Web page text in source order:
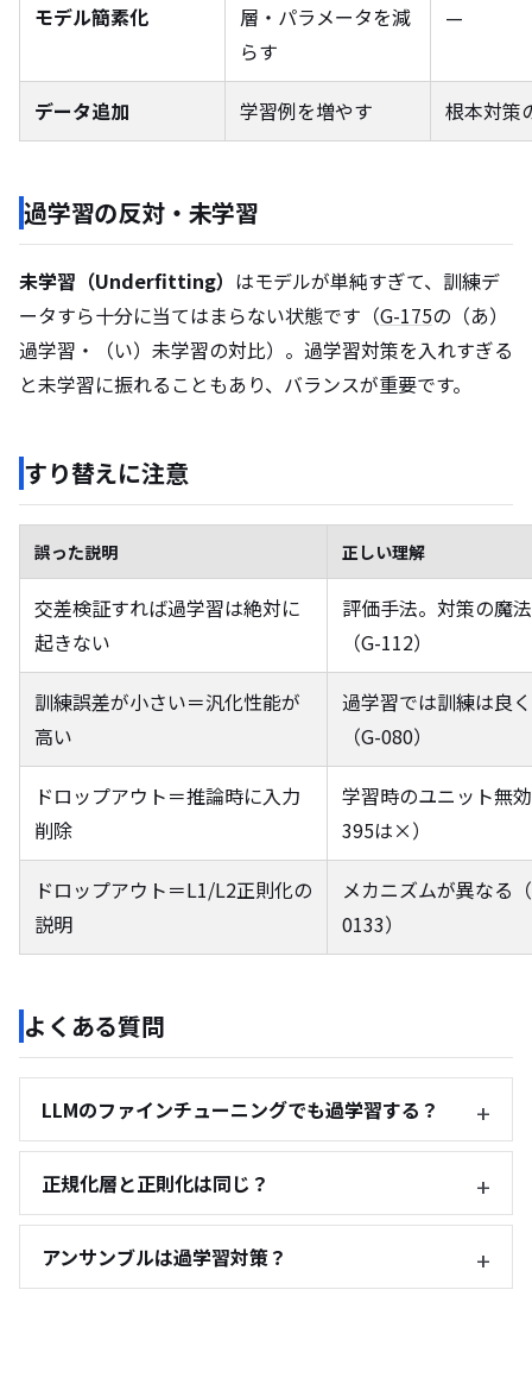
モデル簡素化
層・パラメータを減
らす
—
データ追加 学習例を増やす 根本対策
過学習の反対・未学習
未学習（Underfitting） はモデルが単純すぎて、訓練デ
ータすら十分に当てはまらない状態です（G-175の（あ）
過学習・（い）未学習の対比）。過学習対策を入れすぎる
と未学習に振れることもあり、バランスが重要です。
すり替えに注意
誤った説明 正しい理解
交差検証すれば過学習は絶対に
起きない
評価手法。対策の魔
（G-112）
訓練誤差が小さい＝汎化性能が
高い
過学習では訓練は良
（G-080）
ドロップアウト＝推論時に入力
削除
学習時のユニット無
395は×）
ドロップアウト＝L1/L2正則化の
説明
メカニズムが異なる
0133）
よくある質問
LLMのファインチューニングでも過学習する？
正規化層と正則化は同じ？
アンサンブルは過学習対策？